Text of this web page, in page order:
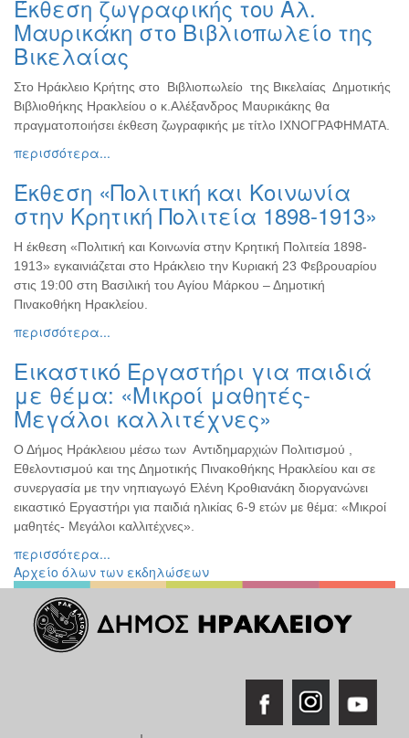
Βιβλίο
Ζωγραφική
Φωτογραφία
Τραγούδι
Μουσική
Κινηματογράφος
Θέατρο
Παζάρι
Ειδών
Συνέδρια
Ημερίδες
Διημερίδες
Σεμινάρια-
Διαλέξεις-
Ομιλίες
Διάφορες
Εκθέσεις
Εκδηλώσεις
για
Παιδιά
Άλλες
Εκδηλώσεις
Έκθεση ζωγραφικής του Αλ.
Μαυρικάκη στο Βιβλιοπωλείο της
Βικελαίας
Στο Ηράκλειο Κρήτης στο Βιβλιοπωλείο της Βικελαίας Δημοτικής
Βιβλιοθήκης Ηρακλείου ο κ.Αλέξανδρος Μαυρικάκης θα
πραγματοποιήσει έκθεση ζωγραφικής με τίτλο ΙΧΝΟΓΡΑΦΗΜΑΤΑ.
περισσότερα...
Έκθεση «Πολιτική και Κοινωνία
στην Κρητική Πολιτεία 1898-1913»
Η έκθεση «Πολιτική και Κοινωνία στην Κρητική Πολιτεία 1898-
1913» εγκαινιάζεται στο Ηράκλειο την Κυριακή 23 Φεβρουαρίου
στις 19:00 στη Βασιλική του Αγίου Μάρκου – Δημοτική
Πινακοθήκη Ηρακλείου.
περισσότερα...
Εικαστικό Εργαστήρι για παιδιά
με θέμα: «Μικροί μαθητές-
Μεγάλοι καλλιτέχνες»
Ο Δήμος Ηράκλειου μέσω των Αντιδημαρχιών Πολιτισμού ,
Εθελοντισμού και της Δημοτικής Πινακοθήκης Ηρακλείου και σε
συνεργασία με την νηπιαγωγό Ελένη Κροθιανάκη διοργανώνει
εικαστικό Εργαστήρι για παιδιά ηλικίας 6-9 ετών με θέμα: «Μικροί
μαθητές- Μεγάλοι καλλιτέχνες».
περισσότερα...
Αρχείο όλων των εκδηλώσεων